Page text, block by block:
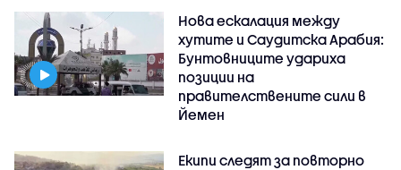
Нова ескалация между
хутите и Саудитска Арабия:
Бунтовниците удариха
позиции на
правителствените сили в
Йемен
Екипи следят за повторно